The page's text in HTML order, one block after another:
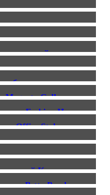
вывеска
бутика
Magenta Gallery
Fashion House
Office Style
центра
Keen
для Betty Barclay